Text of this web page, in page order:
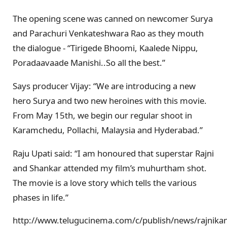
The opening scene was canned on newcomer Surya
and Parachuri Venkateshwara Rao as they mouth
the dialogue - “Tirigede Bhoomi, Kaalede Nippu,
Poradaavaade Manishi..So all the best.”
Says producer Vijay: “We are introducing a new
hero Surya and two new heroines with this movie.
From May 15th, we begin our regular shoot in
Karamchedu, Pollachi, Malaysia and Hyderabad.”
Raju Upati said: “I am honoured that superstar Rajni
and Shankar attended my film’s muhurtham shot.
The movie is a love story which tells the various
phases in life.”
http://www.telugucinema.com/c/publish/news/